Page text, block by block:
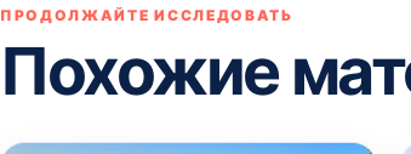
ПРОДОЛЖАЙТЕ ИССЛЕДОВАТЬ
Похожие